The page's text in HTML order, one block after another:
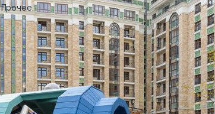
Прочее